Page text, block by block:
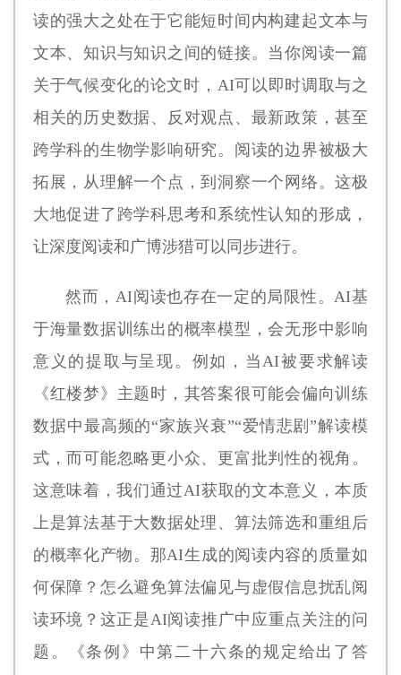
读的强大之处在于它能短时间内构建起文本与
文本、知识与知识之间的链接。当你阅读一篇
关于气候变化的论文时，AI可以即时调取与之
相关的历史数据、反对观点、最新政策，甚至
跨学科的生物学影响研究。阅读的边界被极大
拓展，从理解一个点，到洞察一个网络。这极
大地促进了跨学科思考和系统性认知的形成，
让深度阅读和广博涉猎可以同步进行。
然而，AI阅读也存在一定的局限性。AI基
于海量数据训练出的概率模型，会无形中影响
意义的提取与呈现。例如，当AI被要求解读
《红楼梦》主题时，其答案很可能会偏向训练
数据中最高频的“家族兴衰”“爱情悲剧”解读模
式，而可能忽略更小众、更富批判性的视角。
这意味着，我们通过AI获取的文本意义，本质
上是算法基于大数据处理、算法筛选和重组后
的概率化产物。那AI生成的阅读内容的质量如
何保障？怎么避免算法偏见与虚假信息扰乱阅
读环境？这正是AI阅读推广中应重点关注的问
题。《条例》中第二十六条的规定给出了答